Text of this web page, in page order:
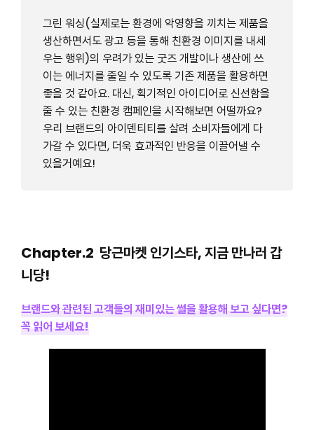
그린 워싱(실제로는 환경에 악영향을 끼치는 제품을
생산하면서도 광고 등을 통해 친환경 이미지를 내세
우는 행위)의 우려가 있는 굿즈 개발이나 생산에 쓰
이는 에너지를 줄일 수 있도록 기존 제품을 활용하면
좋을 것 같아요. 대신, 획기적인 아이디어로 신선함을
줄 수 있는 친환경 캠페인을 시작해보면 어떨까요?
우리 브랜드의 아이덴티티를 살려 소비자들에게 다
가갈 수 있다면, 더욱 효과적인 반응을 이끌어낼 수
있을거예요!
Chapter.2 당근마켓 인기스타, 지금 만나러 갑
니당!
브랜드와 관련된 고객들의 재미있는 썰을 활용해 보고 싶다면?
꼭 읽어 보세요!